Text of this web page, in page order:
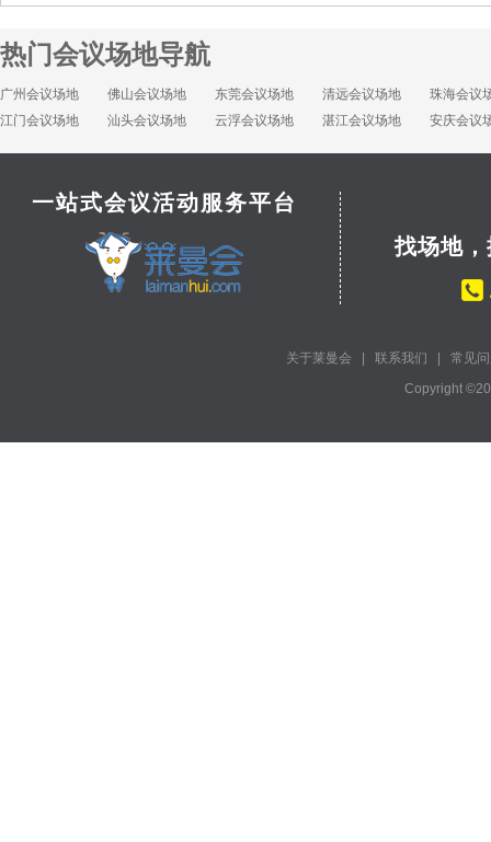
热门会议场地导航
广州会议场地 佛山会议场地 东莞会议场地 清远会议场地
珠海会议
江门会议场地
汕头会议场地 云浮会议场地 湛江会议场地 安庆会议
一站式会议活动服务平台
找场地
关于莱曼会 联系我们
常见
Copyright